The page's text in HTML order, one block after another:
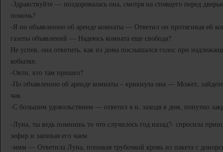
-Здравствуйте — поздоровалась она, смотря на стоящего перед
помочь?
-Я по объявлению об аренде комнаты — Ответил он протягивая ей
газеты объявлений — Надеюсь комната еще свобода?
Не успев, она ответить, как из дома послышался голос при
кобылке.
-Окти, кто там пришел?
-По объявлению об аренде комнаты – крикнула она — Может,
чая.
-С большим удовольствием — ответил я и, заходя в дом, попутно
-Луна, ты ведь помнишь то что случилось год назад?- спросила
зефир и запивая его чаем.
-ммм — Ответила Луна, попивая трубочкой кровь из пакета с